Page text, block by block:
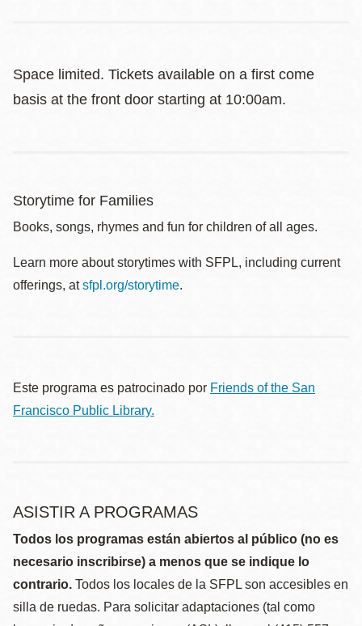
Space limited. Tickets available on a first come
basis at the front door starting at 10:00am.
Storytime for Families
Books, songs, rhymes and fun for children of all ages.
Learn more about storytimes with SFPL, including current
offerings, atsfpl.org/storytime.
Este programa es patrocinado por Friends of the San
Francisco Public Library.
ASISTIR A PROGRAMAS
Todos los programas están abiertos al público (no es
necesario inscribirse) a menos que se indique lo
contrario. Todos los locales de la SFPL son accesibles en
silla de ruedas. Para solicitar adaptaciones (tal como